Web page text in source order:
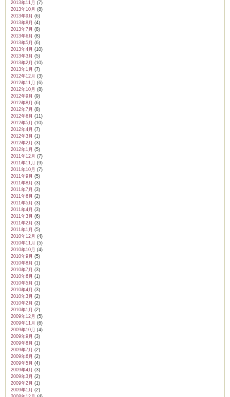
2013年11月 (7)
2013年10月 (8)
2013年9月 (6)
2013年8月 (4)
2013年7月 (8)
2013年6月 (8)
2013年5月 (6)
2013年4月 (10)
2013年3月 (5)
2013年2月 (10)
2013年1月 (7)
2012年12月 (3)
2012年11月 (6)
2012年10月 (8)
2012年9月 (9)
2012年8月 (6)
2012年7月 (8)
2012年6月 (11)
2012年5月 (10)
2012年4月 (7)
2012年3月 (1)
2012年2月 (3)
2012年1月 (5)
2011年12月 (7)
2011年11月 (9)
2011年10月 (7)
2011年9月 (5)
2011年8月 (3)
2011年7月 (3)
2011年6月 (2)
2011年5月 (3)
2011年4月 (3)
2011年3月 (6)
2011年2月 (3)
2011年1月 (5)
2010年12月 (4)
2010年11月 (5)
2010年10月 (4)
2010年9月 (5)
2010年8月 (1)
2010年7月 (3)
2010年6月 (1)
2010年5月 (1)
2010年4月 (3)
2010年3月 (2)
2010年2月 (2)
2010年1月 (2)
2009年12月 (5)
2009年11月 (6)
2009年10月 (4)
2009年9月 (3)
2009年8月 (1)
2009年7月 (2)
2009年6月 (2)
2009年5月 (4)
2009年4月 (3)
2009年3月 (2)
2009年2月 (1)
2009年1月 (2)